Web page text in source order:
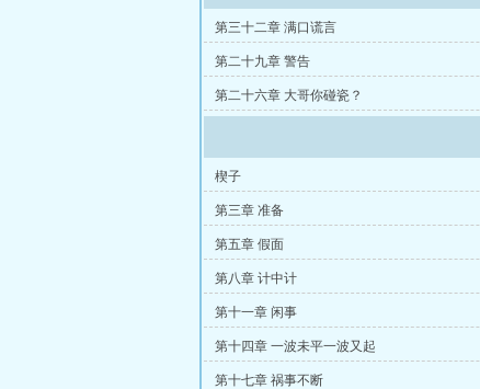
第三十二章 满口谎言
第二十九章 警告
第二十六章 大哥你碰瓷？
楔子
第三章 准备
第五章 假面
第八章 计中计
第十一章 闲事
第十四章 一波未平一波又起
第十七章 祸事不断